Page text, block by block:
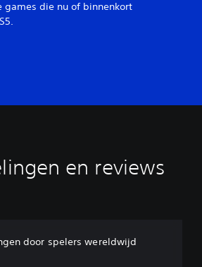
games die nu of binnenkort
en reviews
door spelers wereldwijd